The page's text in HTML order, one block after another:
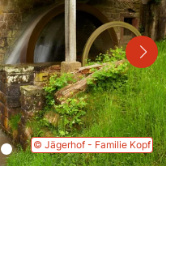
© Jägerhof - Familie Kopf